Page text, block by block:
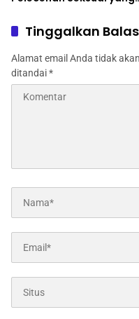
Tinggalkan
Alamat email Anda tidak
ditandai*